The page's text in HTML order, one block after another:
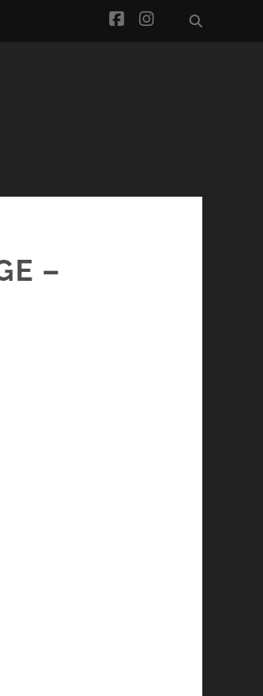
facebook
instagram
–